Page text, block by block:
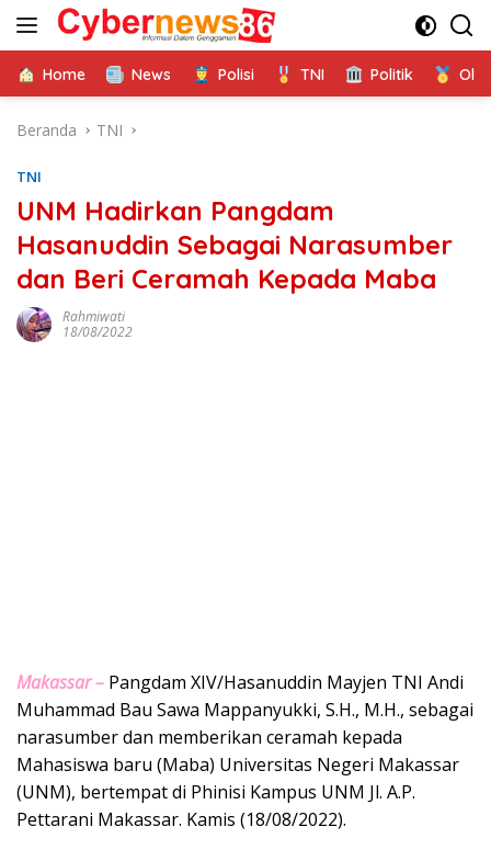
Langsung
Home News Polisi TNI Politik
Beranda TNI
TNI
UNM Hadirkan Pangdam
Hasanuddin Sebagai Narasumber
dan Beri Ceramah Kepada Maba
Rahmiwati
18/08/2022
Makassar – Pangdam XIV/Hasanuddin Mayjen TNI Andi
Muhammad Bau Sawa Mappanyukki, S.H., M.H., sebagai
narasumber dan memberikan ceramah kepada
Mahasiswa baru (Maba) Universitas Negeri Makassar
(UNM), bertempat di Phinisi Kampus UNM Jl. A.P.
Pettarani Makassar. Kamis (18/08/2022).